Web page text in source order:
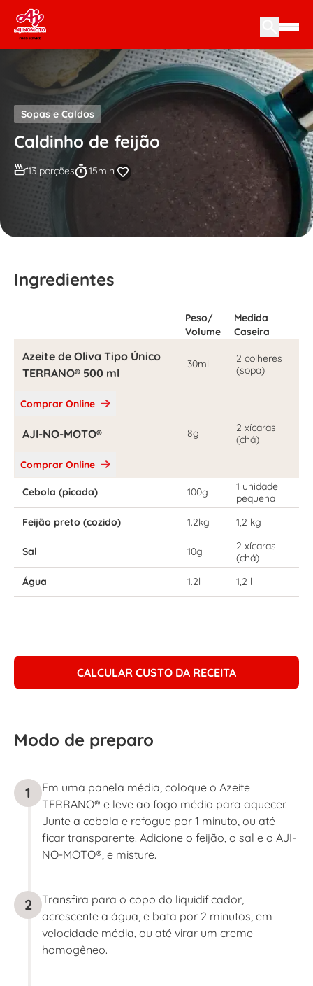
Skip to content
Sopas e Caldos
Caldinho de feijão
13 porções 15min
Ingredientes
Peso/
Volume
Medida
Caseira
Azeite de Oliva Tipo Único
TERRANO® 500 ml
30ml
2 colheres
(sopa)
Comprar Online
AJI-NO-MOTO® 8g
2 xícaras
(chá)
Comprar Online
Cebola (picada) 100g
1 unidade
pequena
Feijão preto (cozido)
1.2kg 1,2 kg
Sal 10g
2 xícaras
(chá)
Água
1.2l 1,2 l
CALCULAR CUSTO DA RECEITA
Modo de preparo
1
Em uma panela média, coloque o Azeite
TERRANO® e leve ao fogo médio para aquecer.
Junte a cebola e refogue por 1 minuto, ou até
ficar transparente. Adicione o feijão, o sal e o AJI-
NO-MOTO®, e misture.
2
Transfira para o copo do liquidificador,
acrescente a água, e bata por 2 minutos, em
velocidade média, ou até virar um creme
homogêneo.